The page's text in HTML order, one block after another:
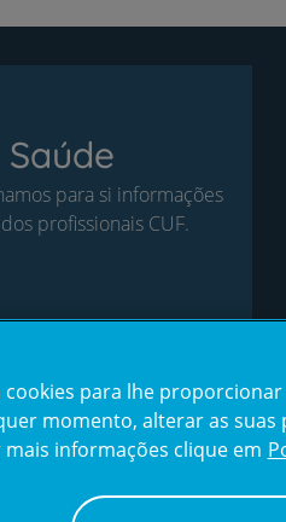
para si informações
profissionais CUF.
cookies para lhe
momento, alterar as suas
informações clique em